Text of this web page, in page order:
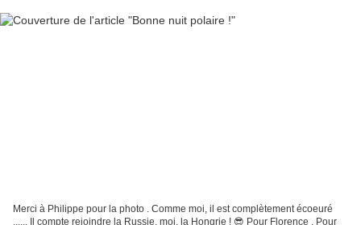
Merci à Philippe pour la photo . Comme moi, il est complètement écoeuré
...... Il compte rejoindre la Russie, moi, la Hongrie ! 😎 Pour Florence . Pour